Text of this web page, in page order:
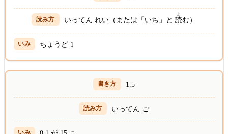
いってん れい（または「いち」と読
よ
む）
ちょうど 1
1.5
いってん ご